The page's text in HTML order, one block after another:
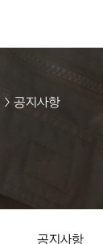
> 공지사항
공지사항